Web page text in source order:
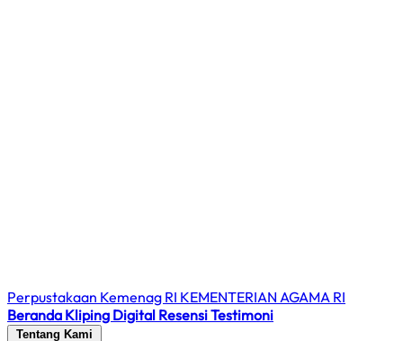
Perpustakaan Kemenag RI KEMENTERIAN AGAMA RI
Beranda Kliping Digital ResensiTestimoni
Tentang Kami